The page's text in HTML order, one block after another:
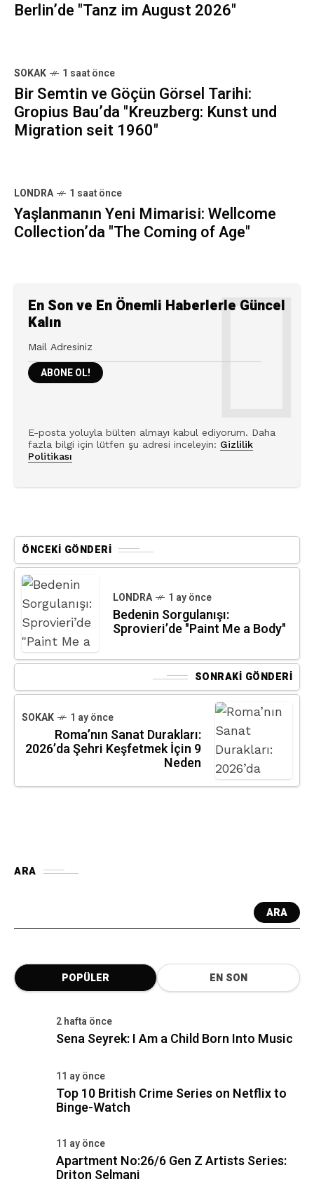
Berlin’de "Tanz im August 2026"
SOKAK 1 saat önce
Bir Semtin ve Göçün Görsel Tarihi:
Gropius Bau’da "Kreuzberg: Kunst und
Migration seit 1960"
LONDRA 1 saat önce
Yaşlanmanın Yeni Mimarisi: Wellcome
Collection’da "The Coming of Age"
En Son ve En Önemli Haberlerle Güncel
Kalın
E-posta yoluyla bülten almayı kabul ediyorum. Daha
fazla bilgi için lütfen şu adresi inceleyin: Gizlilik
Politikası
ÖNCEKI GÖNDERI
LONDRA 1 ay önce
Bedenin Sorgulanışı:
Sprovieri’de "Paint Me a Body"
SONRAKI GÖNDERI
SOKAK 1 ay önce
Roma’nın Sanat Durakları:
2026’da Şehri Keşfetmek İçin 9
Neden
ARA
ARA
POPÜLER EN SON
2 hafta önce
Sena Seyrek: I Am a Child Born Into Music
11 ay önce
Top 10 British Crime Series on Netflix to
Binge-Watch
11 ay önce
Apartment No:26/6 Gen Z Artists Series:
Driton Selmani